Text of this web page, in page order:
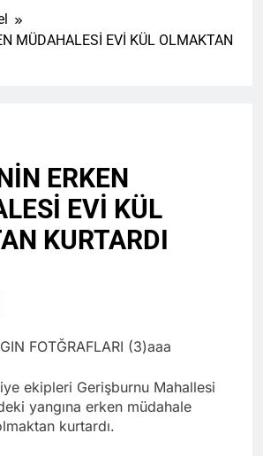
MÜDAHALESİ EVİ KÜL OLMAKTAN
ERKEN
EVİ KÜL
KURTARDI
ekipleri Gerişburnu Mahallesi
yangına erken müdahale
kurtardı.